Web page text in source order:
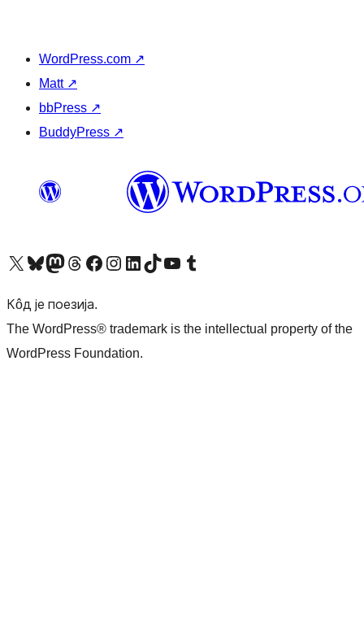
WordPress.com ↗
Matt ↗
bbPress ↗
BuddyPress ↗
Visit our X (formerly Twitter) account
Посетите наш Bluesky налог
Visit our Mastodon account
Посетите наш налог на Threads-у Visit our Facebook pageПосетите наш Инстаграм налог
Visit our LinkedIn account
Посетите наш TikTok налог
Visit our YouTube channel
Посетите наш Tumblr налог
Кôд је поезија.
The WordPress® trademark is the intellectual property of the
WordPress Foundation.